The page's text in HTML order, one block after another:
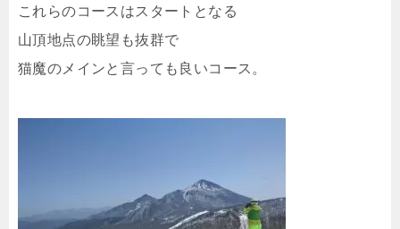
これらのコースはスタートとなる
山頂地点の眺望も抜群で
猫魔のメインと言っても良いコース。